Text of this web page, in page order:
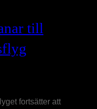
till
fortsätter att